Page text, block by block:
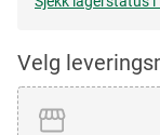
Velg